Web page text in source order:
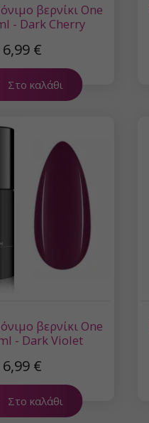
βερνίκι One
- Dark Cherry
6,99 €
Στο καλάθι
βερνίκι One
- Dark Violet
6,99 €
Στο καλάθι